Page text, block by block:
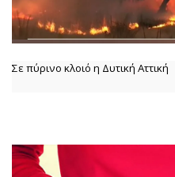
Σε πύρινο κλοιό η Δυτική Αττική